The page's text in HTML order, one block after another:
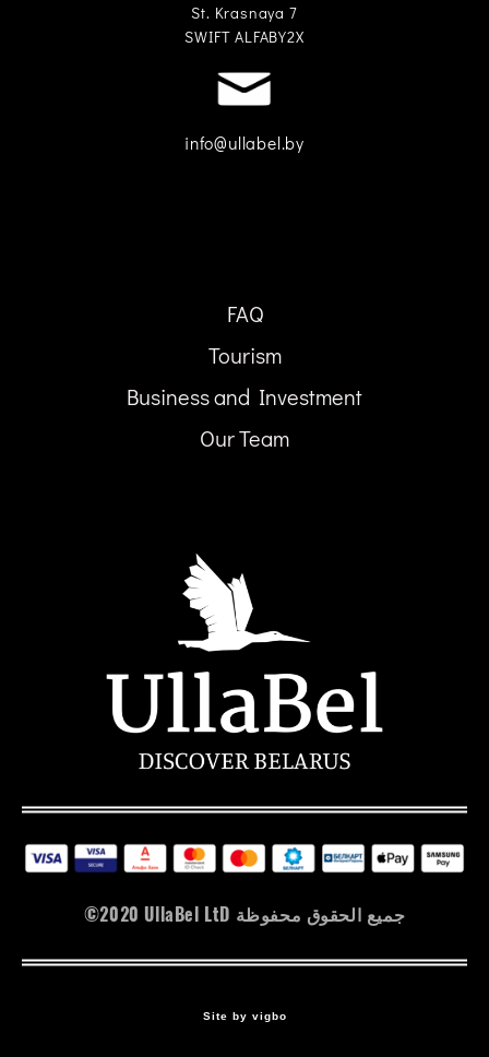
St. Krasnaya 7
SWIFT ALFABY2X
info@ullabel.by
FAQ
Tourism
Business and Investment
Our Team
©2020 UllaBel LtD جميع الحقوق محفوظة
Site by vigbo